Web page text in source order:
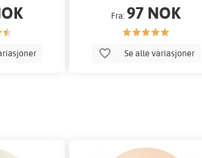
Fra: 97 NOK
Se alle variasjoner